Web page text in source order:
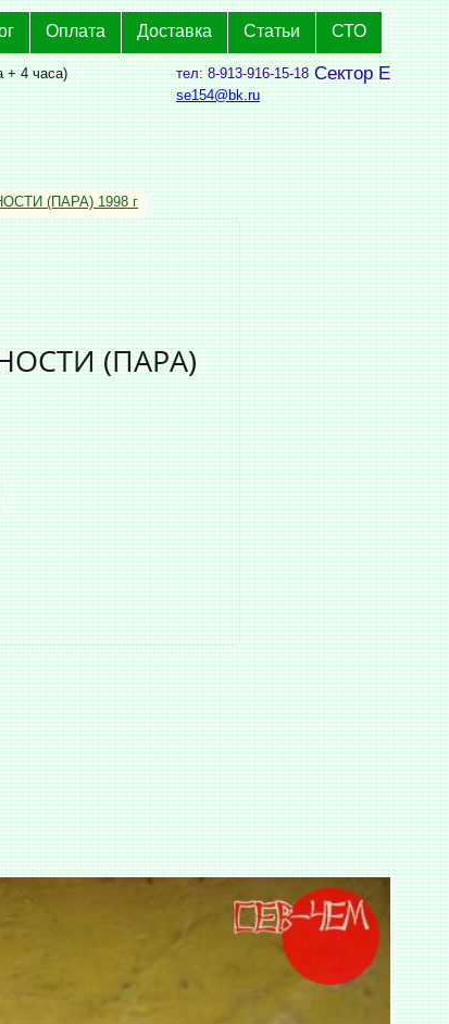
Оплата Доставка Статьи СТО
Сектор Е
тел: 8-913-916-15-18
se154@bk.ru
+ 4 часа)
(ПАРА) 1998 г
(ПАРА)